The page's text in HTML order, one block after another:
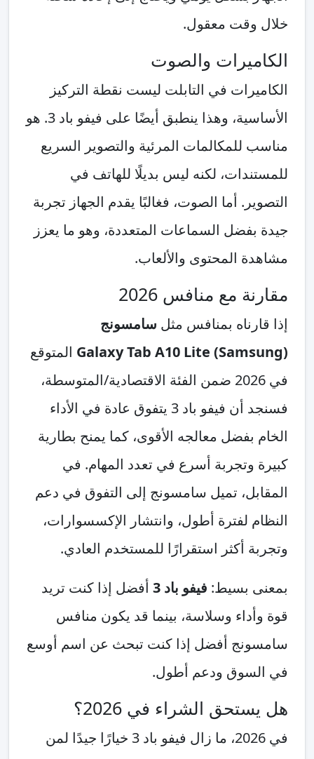
خلال وقت معقول.
الكاميرات والصوت
الكاميرات في التابلت ليست نقطة التركيز
الأساسية، وهذا ينطبق أيضًا على فيفو باد 3. هو
مناسب للمكالمات المرئية والتصوير السريع
للمستندات، لكنه ليس بديلًا للهاتف في
التصوير. أما الصوت، فغالبًا يقدم الجهاز تجربة
جيدة بفضل السماعات المتعددة، وهو ما يعزز
مشاهدة المحتوى والألعاب.
مقارنة مع منافس 2026
إذا قارناه بمنافس مثل سامسونج
(Samsung) Galaxy Tab A10 Lite
المتوقع
في 2026 ضمن الفئة الاقتصادية/المتوسطة،
فسنجد أن فيفو باد 3 يتفوق عادة في الأداء
الخام بفضل معالجه الأقوى، كما يمنح بطارية
كبيرة وتجربة أسرع في تعدد المهام. في
المقابل، تميل سامسونج إلى التفوق في دعم
النظام لفترة أطول، وانتشار الإكسسوارات،
وتجربة أكثر استقرارًا للمستخدم العادي.
بمعنى بسيط: فيفو باد 3
أفضل إذا كنت تريد
قوة وأداء وسلاسة، بينما قد يكون منافس
سامسونج أفضل إذا كنت تبحث عن اسم أوسع
في السوق ودعم أطول.
هل يستحق الشراء في 2026؟
في 2026، ما زال فيفو باد 3 خيارًا جيدًا لمن